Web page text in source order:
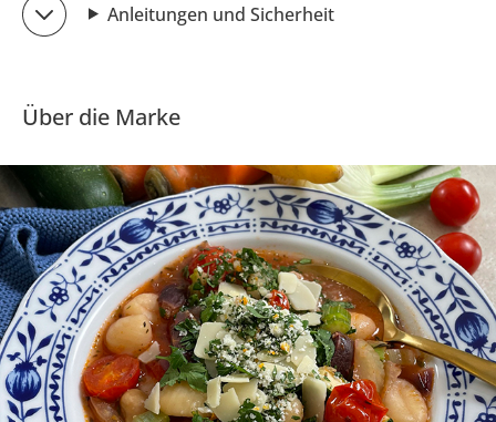
Anleitungen und Sicherheit
Über die Marke